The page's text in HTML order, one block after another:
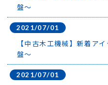
盤～
2021/07/01
【中古木工機械】新着
盤～
2021/07/01